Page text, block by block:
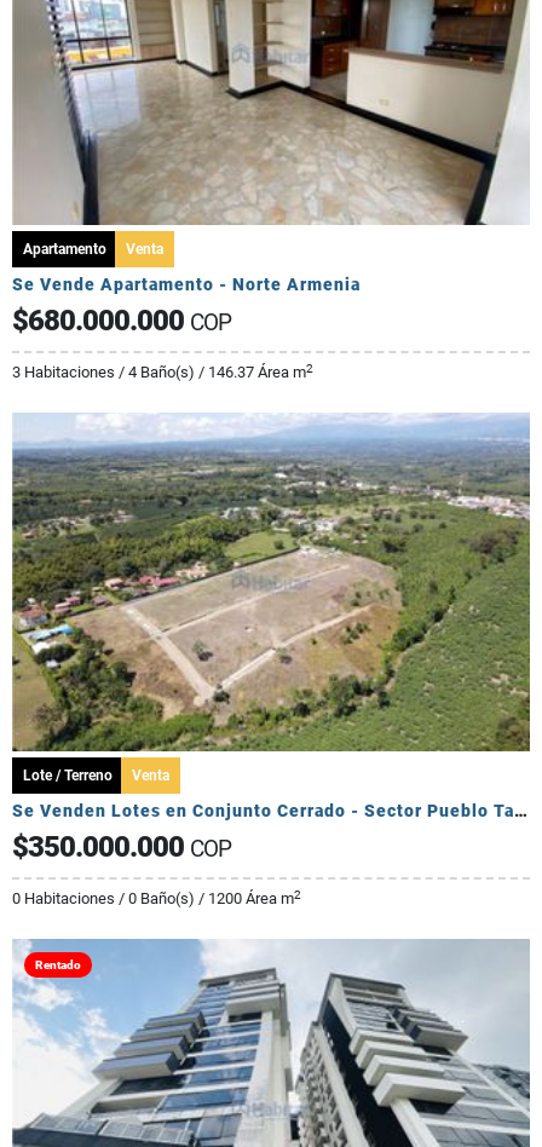
Apartamento Venta
Se Vende Apartamento - Norte Armenia
$680.000.000 COP
3 Habitaciones / 4 Baño(s) / 146.37 Área m2
Lote / Terreno Venta
Se Venden Lotes en Conjunto Cerrado - Sector Pueblo Tapado
$350.000.000 COP
0 Habitaciones / 0 Baño(s) / 1200 Área m2
Rentado